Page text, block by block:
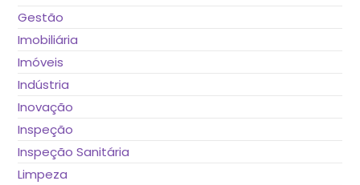
Gestão
Imobiliária
Imóveis
Indústria
Inovação
Inspeção
Inspeção Sanitária
Limpeza